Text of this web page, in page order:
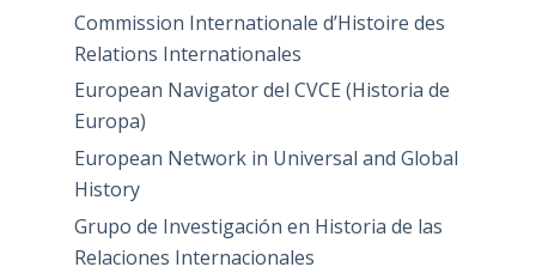
Commission Internationale d’Histoire des
Relations Internationales
European Navigator del CVCE (Historia de
Europa)
European Network in Universal and Global
History
Grupo de Investigación en Historia de las
Relaciones Internacionales